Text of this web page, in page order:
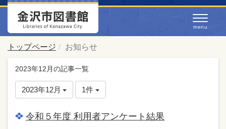
トップページ お知らせ
2023年12月の記事一覧
2023年12月 1件
令和５年度 利用者アンケート結果